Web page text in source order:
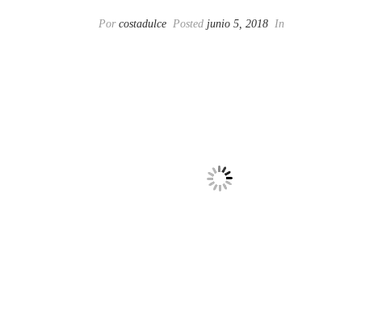
Por costadulce Posted junio 5, 2018 In